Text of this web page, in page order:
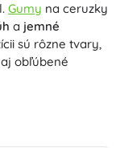
Gumy na ceruzky
a jemné
sú rôzne tvary,
obľúbené
kovových až